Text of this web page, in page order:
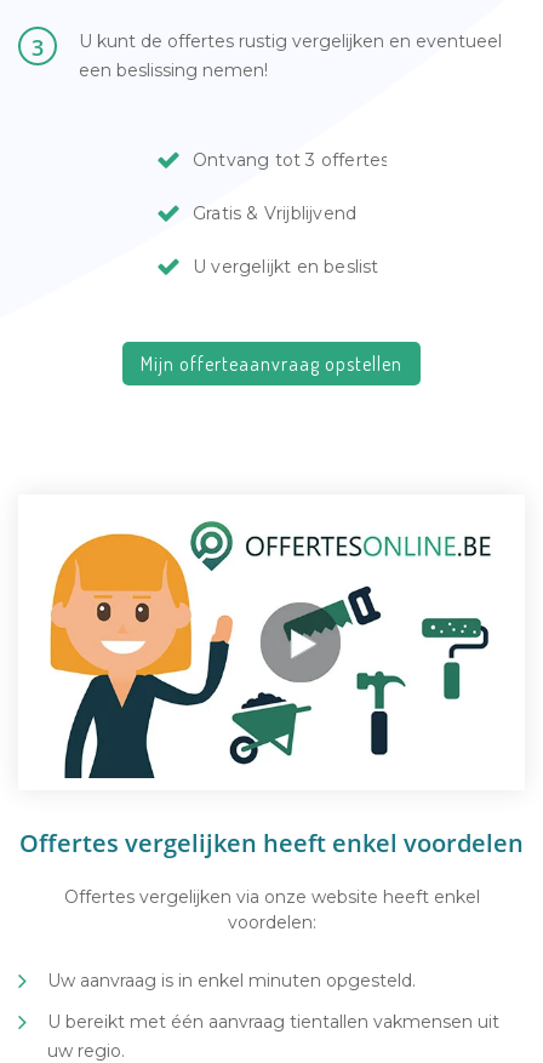
3
U kunt de offertes rustig vergelijken en eventueel
een beslissing nemen!
Ontvang tot 3 offertes
Gratis & Vrijblijvend
U vergelijkt en beslist
Mijn offerteaanvraag opstellen
Offertes vergelijken heeft enkel voordelen
Offertes vergelijken via onze website heeft enkel
voordelen:
Uw aanvraag is in enkel minuten opgesteld.
U bereikt met één aanvraag tientallen vakmensen uit
uw regio.